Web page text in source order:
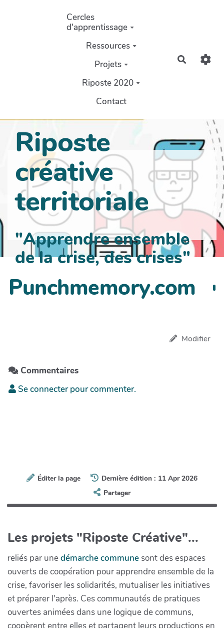
Aller au contenu principal
Cercles
d'apprentissage
Ressources
Projets
Riposte 2020
Contact
Riposte
créative
territoriale
"Apprendre ensemble
de la crise, des crises"
Punchmemory.com
Modifier
Commentaires
Se connecter pour commenter.
Éditer la page
Dernière édition : 11 Apr 2026
Partager
Les projets "Riposte Créative"...
reliés par unedémarche communesont des espaces
ouverts de coopération pour apprendre ensemble de la
crise, favoriser les solidarités, mutualiser les initiatives
et préparer l'après. Ces communautés de pratiques
ouvertes animées dans une logique de communs,
coopèrent entre elles et partagent leurs productions en